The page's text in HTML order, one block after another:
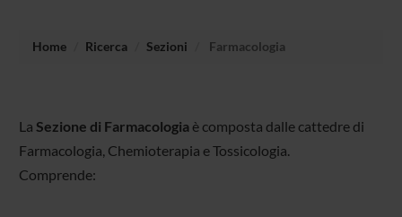
Home Ricerca Sezioni Farmacologia
La Sezione di Farmacologiaè composta dalle cattedre di
Farmacologia, Chemioterapia e Tossicologia.
Comprende: